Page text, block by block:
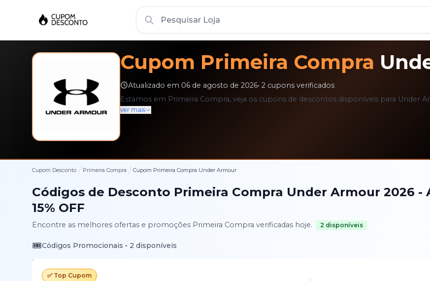
Cupom Primeira Compra
Atualizado em 06 de agosto de 2026•2 cupons verificados
Estamos em Primeira Compra, veja os cupons de descontos disponíveis para Under
ver mais
Cupom Desconto / Primeira Compra / Cupom Primeira Compra Under Armour
Códigos de Desconto Primeira Compra Under Armour 2026 -
15% OFF
Encontre as melhores ofertas e promoções Primeira Compra verificadas hoje. 2 disponíveis
🎟️Códigos Promocionais • 2 disponíveis
✅ Top Cupom